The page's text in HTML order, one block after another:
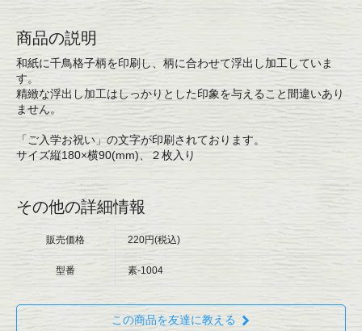
商品の説明
和紙に千鳥格子柄を印刷し、柄に合わせて浮出し加工していま
す。
精緻な浮出し加工はしっかりとした印象を与えること間違いあり
ません。
「ご入学お祝い」の文字が印刷されております。
サイズ縦180×横90(mm)、２枚入り
その他の詳細情報
販売価格 220円(税込)
型番 素-1004
この商品を友達に教える